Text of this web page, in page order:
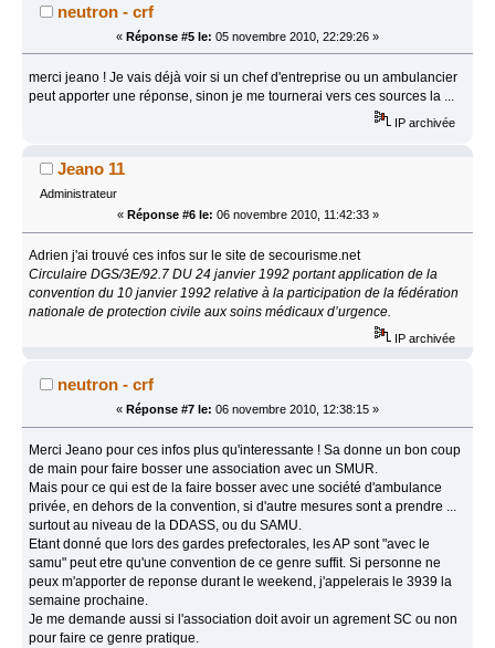
neutron - crf
« Réponse #5 le: 05 novembre 2010, 22:29:26 »
merci jeano ! Je vais déjà voir si un chef d'entreprise ou un ambulancier
peut apporter une réponse, sinon je me tournerai vers ces sources la ...
IP archivée
Jeano 11
Administrateur
« Réponse #6 le: 06 novembre 2010, 11:42:33 »
Adrien j'ai trouvé ces infos sur le site de secourisme.net
Circulaire DGS/3E/92.7 DU 24 janvier 1992 portant application de la
convention du 10 janvier 1992 relative à la participation de la fédération
nationale de protection civile aux soins médicaux d’urgence.
IP archivée
neutron - crf
« Réponse #7 le: 06 novembre 2010, 12:38:15 »
Merci Jeano pour ces infos plus qu'interessante ! Sa donne un bon coup
de main pour faire bosser une association avec un SMUR.
Mais pour ce qui est de la faire bosser avec une société d'ambulance
privée, en dehors de la convention, si d'autre mesures sont a prendre ...
surtout au niveau de la DDASS, ou du SAMU.
Etant donné que lors des gardes prefectorales, les AP sont "avec le
samu" peut etre qu'une convention de ce genre suffit. Si personne ne
peux m'apporter de reponse durant le weekend, j'appelerais le 3939 la
semaine prochaine.
Je me demande aussi si l'association doit avoir un agrement SC ou non
pour faire ce genre pratique.